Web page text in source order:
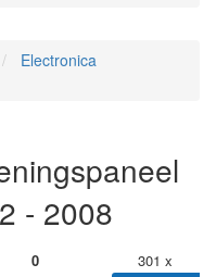
Electronica
- 2008
0 301 x